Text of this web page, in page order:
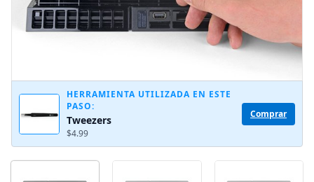
HERRAMIENTA UTILIZADA EN ESTE
PASO:
Tweezers
$4.99
Comprar